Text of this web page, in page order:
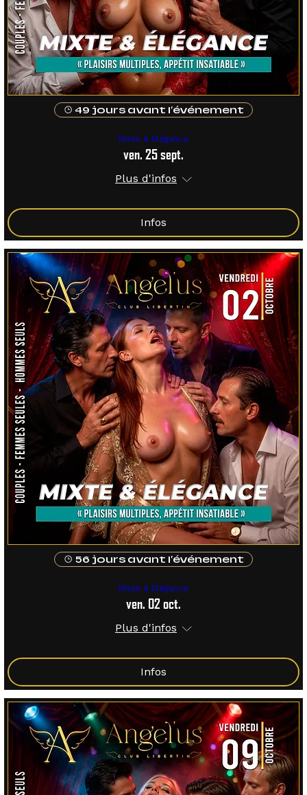
49 jours avant l'événement
Mixte & Élégance
ven. 25 sept.
Plus d'infos
Infos
56 jours avant l'événement
Mixte & Élégance
ven. 02 oct.
Plus d'infos
Infos